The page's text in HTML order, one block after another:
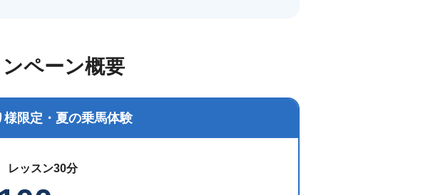
ペーン概要
様限定・夏の乗馬体験
レッスン30分